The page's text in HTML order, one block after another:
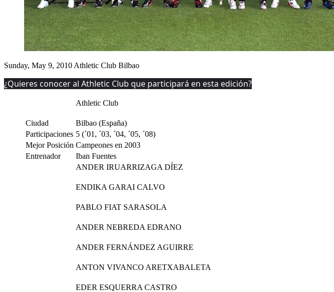
Sunday, May 9, 2010 Athletic Club Bilbao
¿Quieres conocer al Athletic Club que participará en esta edición?
Athletic Club
Ciudad
Bilbao (España)
Participaciones 5 (´01, ´03, ´04, ´05, ´08)
Mejor Posición Campeones en 2003
Entrenador
Iban Fuentes
ANDER IRUARRIZAGA DÍEZ
ENDIKA GARAI CALVO
PABLO FIAT SARASOLA
ANDER NEBREDA EDRANO
ANDER FERNÁNDEZ AGUIRRE
ANTON VIVANCO ARETXABALETA
EDER ESQUERRA CASTRO